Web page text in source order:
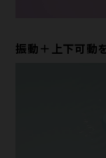
振動＋上下可動